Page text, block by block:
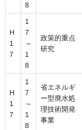
8
H
1
7
1
7
～
1
8
政策的重点
研究
H
1
7
1
7
～
1
8
省エネルギ
ー型廃水処
理技術開発
事業